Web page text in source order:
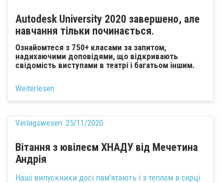
Autodesk University 2020 завершено, але
навчання тільки починається.
Ознайомтеся з 750+ класами за запитом,
надихаючими доповідями, що відкривають
свідомість виступами в театрі і багатьом іншим.
Weiterlesen
Verlagswesen: 25/11/2020
Вітання з ювілеєм ХНАДУ від Мечетина
Андрія
Наші випускники досі пам’ятають і з теплом в серці